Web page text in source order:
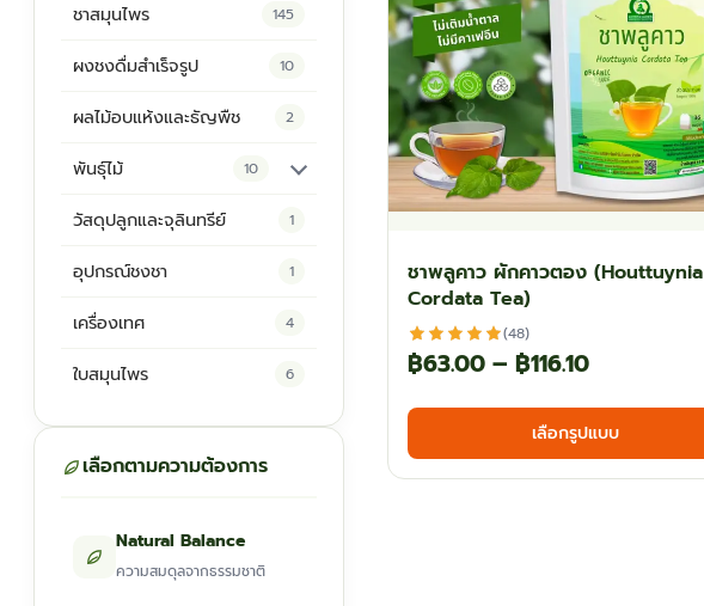
ชาสมุนไพร 145
ผงชงดื่มสำเร็จรูป 10
ผลไม้อบแห้งและธัญพืช 2
พันธุ์ไม้ 10
ต้นพันธุ์สมุนไพร 5
วัสดุปลูกและจุลินทรีย์ 1
อุปกรณ์ชงชา 1
เครื่องเทศ 4
ใบสมุนไพร 6
เลือกตามความต้องการ
Natural Balance
ความสมดุลจากธรรมชาติ
ชาพลูคาว ผักคาวตอง (Houttuynia
Cordata Tea)
(48)
฿63.00 – ฿116.10Price
range:
฿63.00
through
เลือกรูปแบบ